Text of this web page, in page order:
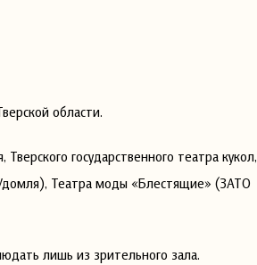
области.
государственного театра кукол,
Театра моды «Блестящие» (ЗАТО
лишь из зрительного зала.